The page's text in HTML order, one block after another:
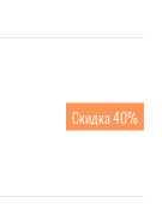
Скидка 40%